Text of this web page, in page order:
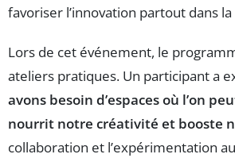
favoriser l’innovation partout dans
Lors de cet événement, le
ateliers pratiques. Un participant a
avons besoin d’espaces où l’on
nourrit notre créativité et booste
collaboration et l’expérimentation